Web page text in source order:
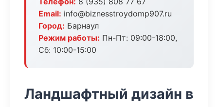
Email: info@biznesstroydomp907.ru
Город: Барнаул
Режим работы: Пн-Пт: 09:00-18:00,
Сб: 10:00-15:00
Ландшафтный дизайн в